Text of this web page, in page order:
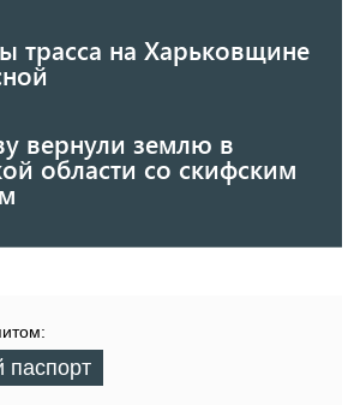
трасса на Харьковщине
вернули землю в
области со скифским
паспорт